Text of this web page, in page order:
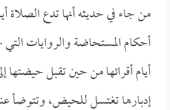
من جاء في حديثه أنها تدع الصلاة
أحكام المستحاضة والروايات
أيام أقرائها من حين تقبل حيضتها
إدبارها تغتسل للحيض، وتتوضأ